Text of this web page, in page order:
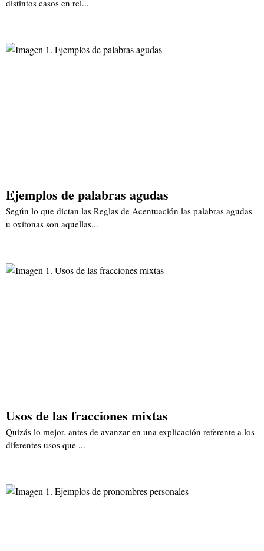
distintos casos en rel...
Ejemplos de palabras agudas
Según lo que dictan las Reglas de Acentuación las palabras agudas
u oxítonas son aquellas...
Usos de las fracciones mixtas
Quizás lo mejor, antes de avanzar en una explicación referente a los
diferentes usos que ...